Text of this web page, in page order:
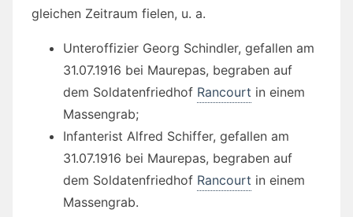
gleichen Zeitraum fielen, u. a.
Unteroffizier Georg Schindler, gefallen am
31.07.1916 bei Maurepas, begraben auf
dem Soldatenfriedhof Rancourt in einem
Massengrab;
Infanterist Alfred Schiffer, gefallen am
31.07.1916 bei Maurepas, begraben auf
dem Soldatenfriedhof Rancourt in einem
Massengrab.